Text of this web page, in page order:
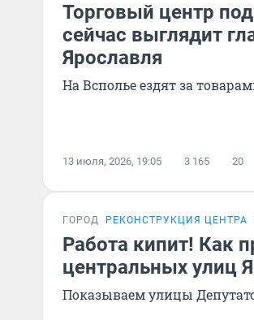
Торговый центр
сейчас выглядит
Ярославля
На Всполье ездят за
13 июля, 2026, 19:05 3 165 20
ГОРОД РЕКОНСТРУКЦИЯ ЦЕНТРА
Работа кипит! Как
центральных улиц
Показываем улицы